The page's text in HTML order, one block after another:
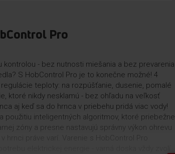
Pro
kontrolou - bez nutnosti miešania a bez prevarenia
S HobControl Pro je to konečne možné! 4
teploty: na rozpúšťanie, dusenie, pomalé
ktoré nikdy nesklamú - bez ohľadu na veľkosť
aj keď sa do hrnca v priebehu pridá viac vody!
použitiu inteligentných algoritmov, ktoré priebežne
zóny a presne nastavujú správny výkon ohrevu